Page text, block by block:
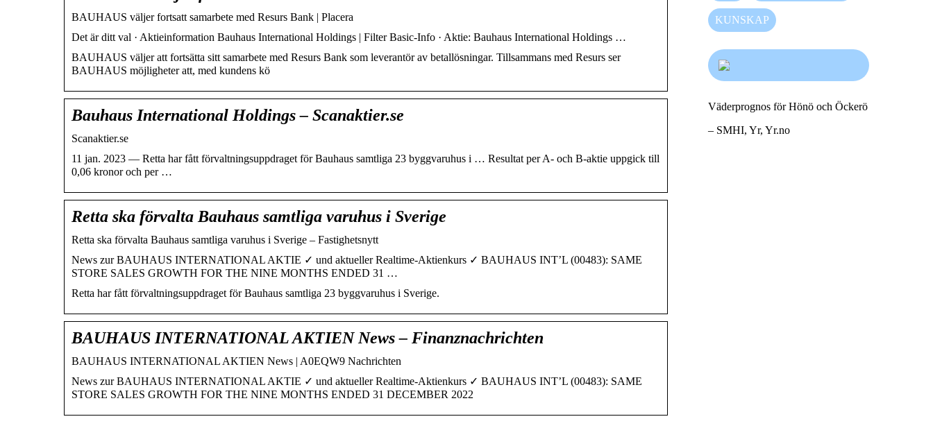
BAUHAUS väljer fortsatt samarbete med Resurs Bank | Placera
Det är ditt val · Aktieinformation Bauhaus International Holdings | Filter Basic-Info · Aktie: Bauhaus International Holdings …
BAUHAUS väljer att fortsätta sitt samarbete med Resurs Bank som leverantör av betallösningar. Tillsammans med Resurs ser
BAUHAUS möjligheter att, med kundens kö
Bauhaus International Holdings – Scanaktier.se
Scanaktier.se
11 jan. 2023 — Retta har fått förvaltningsuppdraget för Bauhaus samtliga 23 byggvaruhus i … Resultat per A- och B-aktie uppgick till
0,06 kronor och per …
Retta ska förvalta Bauhaus samtliga varuhus i Sverige
Retta ska förvalta Bauhaus samtliga varuhus i Sverige – Fastighetsnytt
News zur BAUHAUS INTERNATIONAL AKTIE ✓ und aktueller Realtime-Aktienkurs ✓ BAUHAUS INT’L (00483): SAME
STORE SALES GROWTH FOR THE NINE MONTHS ENDED 31 …
Retta har fått förvaltningsuppdraget för Bauhaus samtliga 23 byggvaruhus i Sverige.
BAUHAUS INTERNATIONAL AKTIEN News – Finanznachrichten
BAUHAUS INTERNATIONAL AKTIEN News | A0EQW9 Nachrichten
News zur BAUHAUS INTERNATIONAL AKTIE ✓ und aktueller Realtime-Aktienkurs ✓ BAUHAUS INT’L (00483): SAME
STORE SALES GROWTH FOR THE NINE MONTHS ENDED 31 DECEMBER 2022
KUNSKAP
Väderprognos för Hönö och Öckerö
– SMHI, Yr, Yr.no